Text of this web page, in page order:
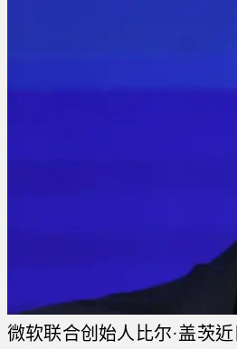
微软联合创始人比尔·盖茨